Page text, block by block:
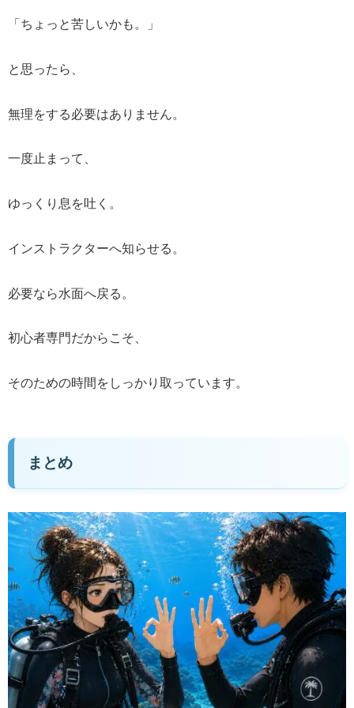
「ちょっと苦しいかも。」
と思ったら、
無理をする必要はありません。
一度止まって、
ゆっくり息を吐く。
インストラクターへ知らせる。
必要なら水面へ戻る。
初心者専門だからこそ、
そのための時間をしっかり取っています。
まとめ